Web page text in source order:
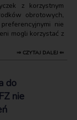
z korzystnym
obrotowych,
nie
mogli korzystać z
⇒ CZYTAJ DALEJ ⇐
do
nie